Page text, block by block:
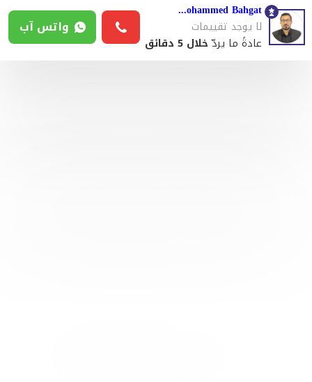
Mohammed Bahgat
لا يوجد تقييمات
عادةً ما يردّخلال 5 دقائق
واتس آب